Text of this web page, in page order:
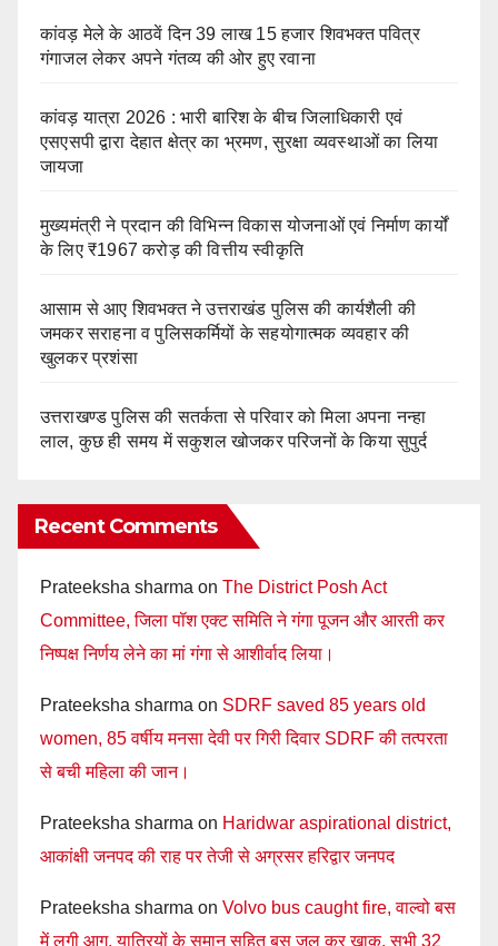
कांवड़ मेले के आठवें दिन 39 लाख 15 हजार शिवभक्त पवित्र
गंगाजल लेकर अपने गंतव्य की ओर हुए रवाना
कांवड़ यात्रा 2026 : भारी बारिश के बीच जिलाधिकारी एवं
एसएसपी द्वारा देहात क्षेत्र का भ्रमण, सुरक्षा व्यवस्थाओं का लिया
जायजा
मुख्यमंत्री ने प्रदान की विभिन्न विकास योजनाओं एवं निर्माण कार्यों
के लिए ₹1967 करोड़ की वित्तीय स्वीकृति
आसाम से आए शिवभक्त ने उत्तराखंड पुलिस की कार्यशैली की
जमकर सराहना व पुलिसकर्मियों के सहयोगात्मक व्यवहार की
खुलकर प्रशंसा
उत्तराखण्ड पुलिस की सतर्कता से परिवार को मिला अपना नन्हा
लाल, कुछ ही समय में सकुशल खोजकर परिजनों के किया सुपुर्द
Recent Comments
Prateeksha sharma on The District Posh Act
Committee, जिला पॉश एक्ट समिति ने गंगा पूजन और आरती कर
निष्पक्ष निर्णय लेने का मां गंगा से आशीर्वाद लिया।
Prateeksha sharma on SDRF saved 85 years old
women, 85 वर्षीय मनसा देवी पर गिरी दिवार SDRF की तत्परता
से बची महिला की जान।
Prateeksha sharma on Haridwar aspirational district,
आकांक्षी जनपद की राह पर तेजी से अग्रसर हरिद्वार जनपद
Prateeksha sharma on Volvo bus caught fire, वाल्वो बस
में लगी आग, यात्रियों के समान सहित बस जल कर खाक, सभी 32